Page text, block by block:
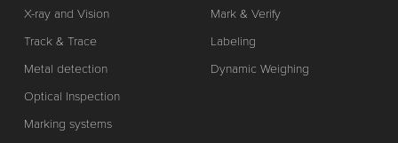
X-ray and Vision
Track & Trace
Metal detection
Optical Inspection
Marking systems
Mark & Verify
Labeling
Dynamic Weighing